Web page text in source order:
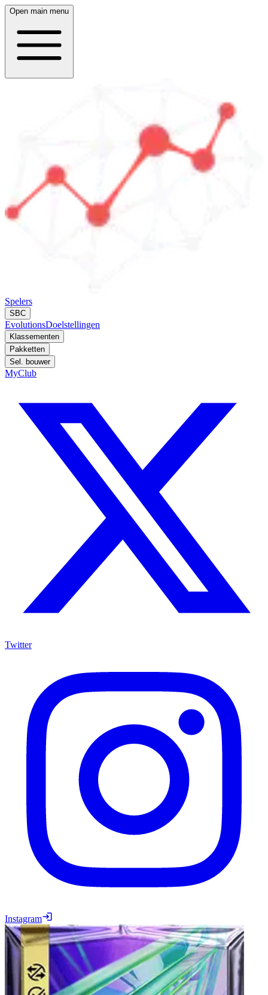
Open main menu
Spelers
SBC
EvolutionsDoelstellingen
Klassementen
Pakketten
Sel. bouwer
MyClub
Twitter
Instagram